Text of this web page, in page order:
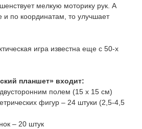
мелкую моторику рук. А
и по координатам, то улучшает
игра известна еще с 50-х
планшет» входит:
полем (15 х 15 см)
фигур – 24 штуки (2,5-4,5
– 20 штук